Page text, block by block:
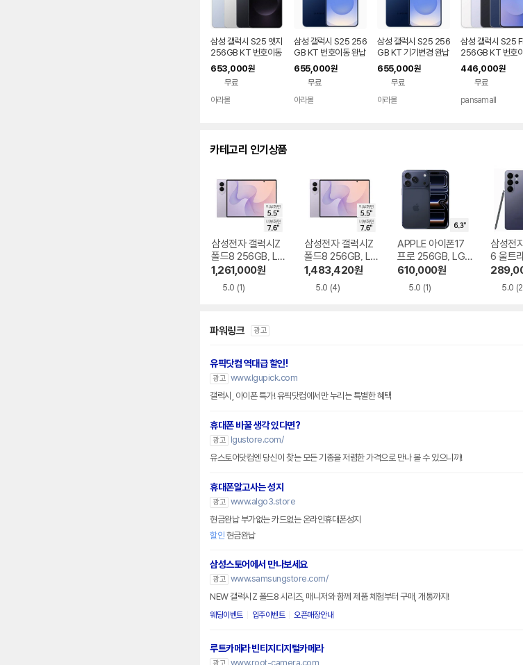
입
니
다.
삼성 갤럭시 S25 엣지
256GB KT 번호이동
완납 80요금제
653,000원
무료
아라몰
삼성 갤럭시 S25 256
GB KT 번호이동 완납
80요금제
655,000원
무료
아라몰
삼성 갤럭시 S25 256
GB KT 기기변경 완납
655,000원
무료
아라몰
삼성 갤럭시 S25
256GB KT 번호
공시지원 완납
446,000원
무료
pansamall
카테고리 인기상품
삼성전자 갤럭시Z
폴드8 256GB, LG
U+ 번호이동 완납
1,261,000원
5.0 (1)
삼성전자 갤럭시Z
폴드8 256GB, LG
U+ 기기변경 완납
1,483,420원
5.0 (4)
APPLE 아이폰17
프로 256GB, LG U
+ 번호이동 완납
610,000원
5.0 (1)
삼성전
6 울트
LG U+
5.0
파워링크 광고
유픽닷컴 역대급 할인!
광고 www.lgupick.com
갤럭시, 아이폰 특가! 유픽닷컴에서만 누리는 특별한 혜택
휴대폰 바꿀 생각 있다면?
광고
lgustore.com/
유스토어닷컴엔 당신이 찾는 모든 기종을 저렴한 가격으로 만나 볼 수 있으니까!
휴대폰알고사는 성지
광고 www.algo3.store
현금완납 부가없는 카드없는 온라인휴대폰성지
할인 현금완납
삼성스토어에서 만나보세요
광고 www.samsungstore.com/
NEW 갤럭시Z 폴드8 시리즈, 매니저와 함께 제품 체험부터 구매, 개통까지!
웨딩이벤트 입주이벤트 오픈매장안내
루트카메라 빈티지디지털카메라
www.root-camera.com